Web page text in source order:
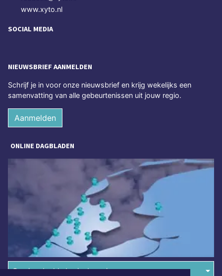
www.xyto.nl
SOCIAL MEDIA
NIEUWSBRIEF AANMELDEN
Schrijf je in voor onze nieuwsbrief en krijg wekelijks een
samenvatting van alle gebeurtenissen uit jouw regio.
Aanmelden
ONLINE DAGBLADEN
Overige dagbladen in de regio